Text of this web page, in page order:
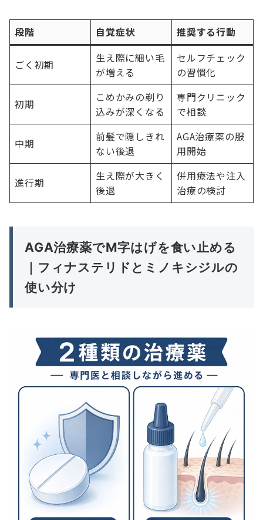
段階 自覚症状 推奨する行動
ごく初期
生え際に細い毛
が増える
セルフチェック
の習慣化
初期
こめかみの剃り
込みが深くなる
専門クリニック
で相談
中期
前髪で隠しきれ
ない後退
AGA治療薬の服
用開始
進行期
生え際が大きく
後退
併用療法や注入
治療の検討
AGA治療薬でM字はげを食い止める
｜フィナステリドとミノキシジルの
使い分け